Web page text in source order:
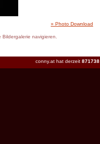
» Photo Download
Bildergalerie navigieren.
conny.at hat derzeit 871738